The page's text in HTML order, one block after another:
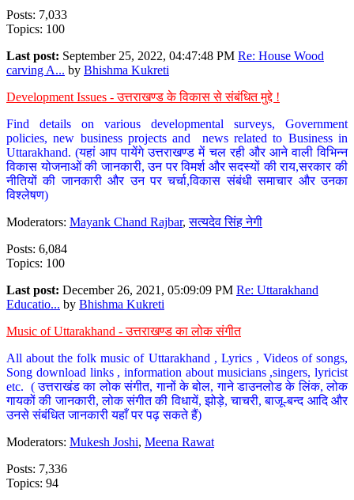
Posts: 7,033
Topics: 100
Last post: September 25, 2022, 04:47:48 PM Re: House Wood
carving A... by Bhishma Kukreti
Development Issues - उत्तराखण्ड के विकास से संबंधित मुद्दे !
Find details on various developmental surveys, Government
policies, new business projects and news related to Business in
Uttarakhand. (यहां आप पायेंगे उत्तराखण्ड में चल रही और आने वाली विभिन्न
विकास योजनाओं की जानकारी, उन पर विमर्श और सदस्यों की राय,सरकार की
नीतियों की जानकारी और उन पर चर्चा,विकास संबंधी समाचार और उनका
विश्लेषण)
Moderators: Mayank Chand Rajbar,सत्यदेव सिंह नेगी
Posts: 6,084
Topics: 100
Last post: December 26, 2021, 05:09:09 PM Re: Uttarakhand
Educatio... by Bhishma Kukreti
Music of Uttarakhand - उत्तराखण्ड का लोक संगीत
All about the folk music of Uttarakhand , Lyrics , Videos of songs,
Song download links , information about musicians ,singers, lyricist
etc. ( उत्तराखंड का लोक संगीत, गानों के बोल, गाने डाउनलोड के लिंक, लोक
गायकों की जानकारी, लोक संगीत की विधायें, झोड़े, चाचरी, बाजू-बन्द आदि और
उनसे संबंधित जानकारी यहाँ पर पढ़ सकते हैं)
Moderators: Mukesh Joshi, Meena Rawat
Posts: 7,336
Topics: 94